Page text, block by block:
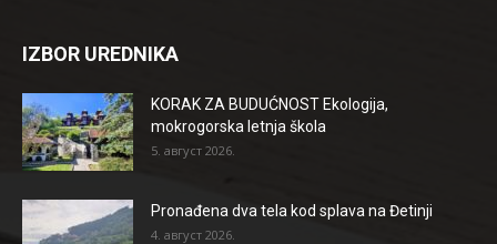
IZBOR UREDNIKA
KORAK ZA BUDUĆNOST Ekologija,
mokrogorska letnja škola
5. август 2026.
Pronađena dva tela kod splava na Đetinji
4. август 2026.